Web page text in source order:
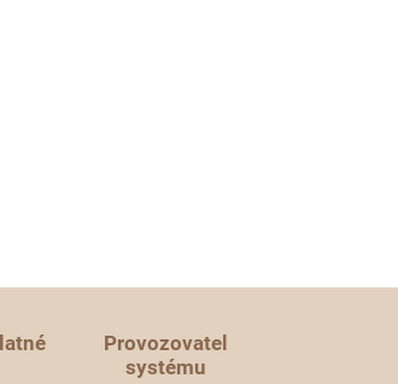
Provozovatel
systému